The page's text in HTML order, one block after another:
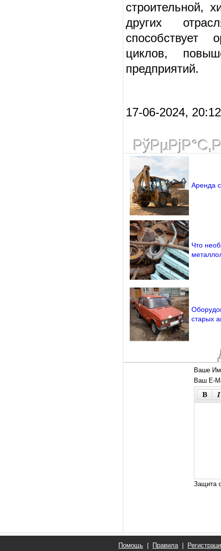
строительной,
других
способствует
циклов,
предприятий.
17-06-2024,
Аренда
Что
старых
Ваше
Ваш E-
Защита
Помощь Правила|